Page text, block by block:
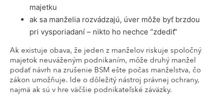
majetku
ak sa manželia rozvádzajú, úver môže byť brzdou
pri vysporiadaní – nikto ho nechce “zdediť“
Ak existuje obava, že jeden z manželov riskuje spoločný
majetok neuváženým podnikaním, môže druhý manžel
podať návrh na zrušenie BSM ešte počas manželstva, čo
zákon umožňuje. Ide o dôležitý nástroj právnej ochrany,
najmä ak sú v hre väčšie podnikateľské záväzky.